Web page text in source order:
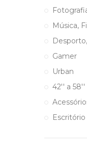
Música,
Gamer
Urban
42'' a 58''